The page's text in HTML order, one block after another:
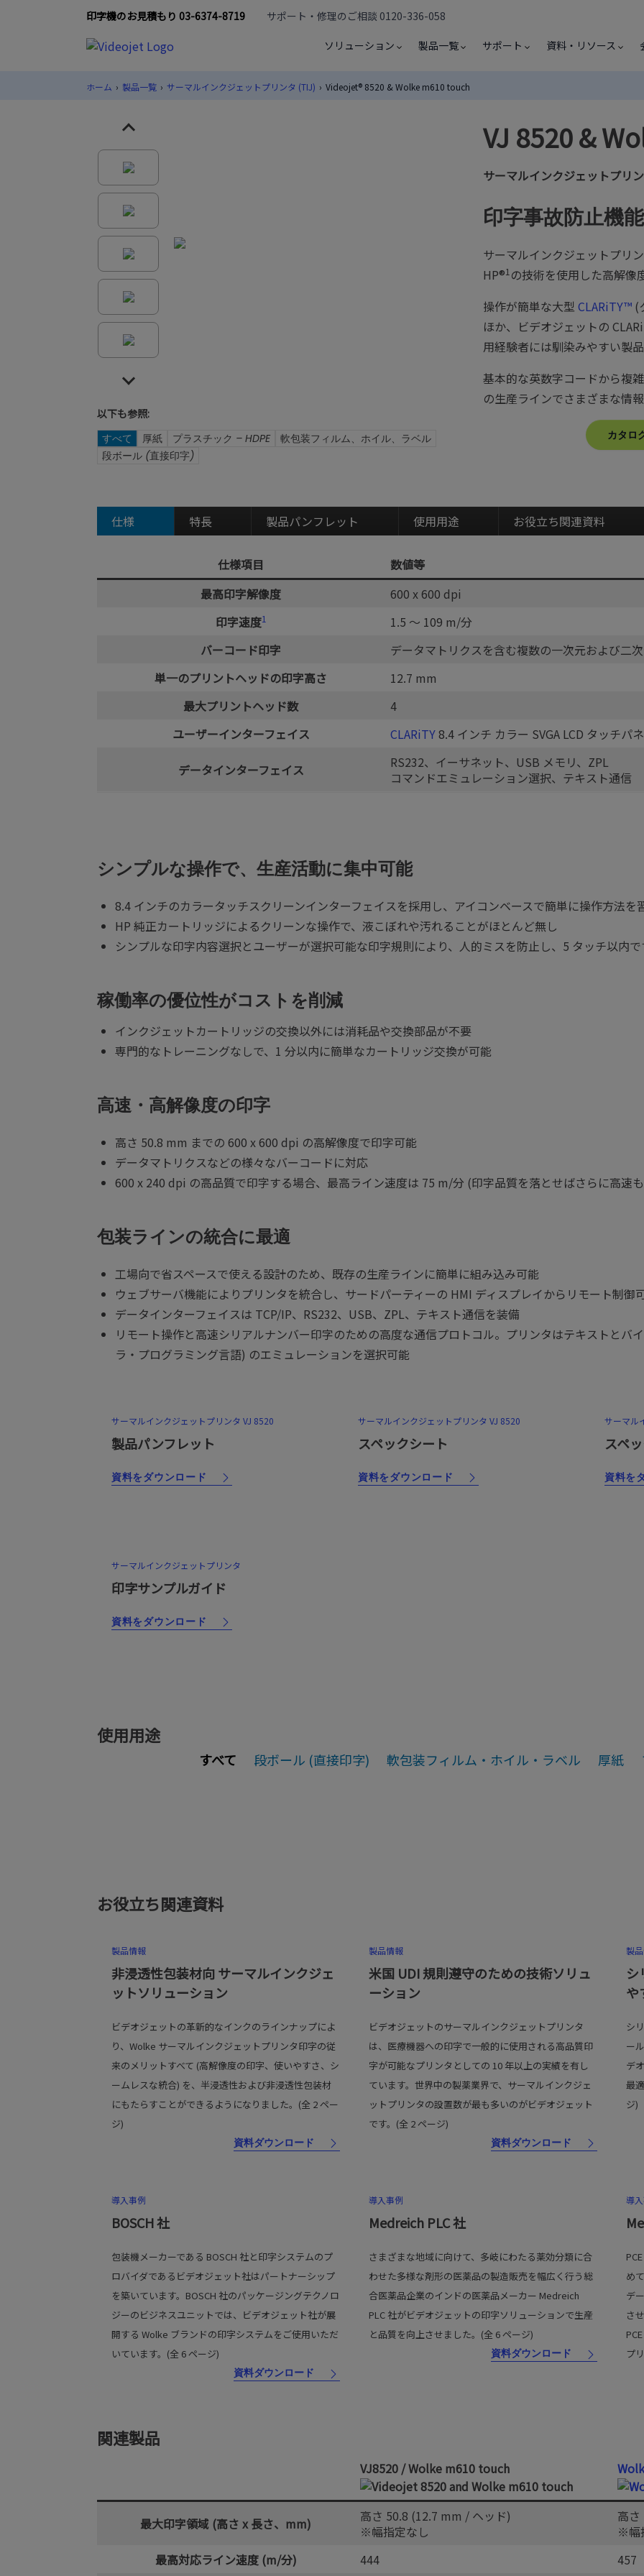
印字機のお見積もり 03-6374-8719 サポート・修理のご相談 0120-336-058
ソリューション 製品一覧 サポート 資料・リソース
ホーム › 製品一覧 › サーマルインクジェットプリンタ (TIJ) › Videojet® 8520 & Wolke m610 touch
以下も参照:
すべて
厚紙 プラスチック – HDPE
軟包装フィルム、ホイル、ラベル
段ボール (直接印字)
VJ 8520 &
サーマルインクジェットプリ
印字事故防止機
サーマルインクジェットプリ
HP®︎1 の技術を使用した高解像
操作が簡単な大型 CLARiTY™︎ (
ほか、ビデオジェットの
用経験者には馴染みやすい製
基本的な英数字コードから複
の生産ラインでさまざまな情
カタロ
仕様 特長 製品パンフレット 使用用途 お役立ち関連資料
仕様項目
数値等
最高印字解像度
600 x 600 dpi
印字速度1
1.5 ～ 109 m/分
バーコード印字
データマトリクスを含む複数の一次元および二
単一のプリントヘッドの印字高さ
12.7 mm
最大プリントヘッド数
4
ユーザーインターフェイス
CLARiTY8.4 インチ カラー SVGA LCD タッチパ
データインターフェイス
RS232、イーサネット、USB メモリ、ZPL
コマンドエミュレーション選択、テキスト通信
シンプルな操作で、生産活動に集中可能
8.4 インチのカラータッチスクリーンインターフェイスを採用し、アイコンベースで簡単に操作方法を
HP 純正カートリッジによるクリーンな操作で、液こぼれや汚れることがほとんど無し
シンプルな印字内容選択とユーザーが選択可能な印字規則により、人的ミスを防止し、5 タッチ以内
稼働率の優位性がコストを削減
インクジェットカートリッジの交換以外には消耗品や交換部品が不要
専門的なトレーニングなしで、1 分以内に簡単なカートリッジ交換が可能
高速・高解像度の印字
高さ 50.8 mm までの 600 x 600 dpi の高解像度で印字可能
データマトリクスなどの様々なバーコードに対応
600 x 240 dpi の高品質で印字する場合、最高ライン速度は 75 m/分 (印字品質を落とせばさらに高速
包装ラインの統合に最適
工場向で省スペースで使える設計のため、既存の生産ラインに簡単に組み込み可能
ウェブサーバ機能によりプリンタを統合し、サードパーティーの HMI ディスプレイからリモート制御
データインターフェイスは TCP/IP、RS232、USB、ZPL、テキスト通信を装備
リモート操作と高速シリアルナンバー印字のための高度な通信プロトコル。プリンタはテキストとバ
ラ・プログラミング言語) のエミュレーションを選択可能
サーマルインクジェットプリンタ VJ 8520
製品パンフレット
資料をダウンロード
サーマルインクジェットプリンタ VJ 8520
スペックシート
資料をダウンロード
サーマル
スペ
資料を
サーマルインクジェットプリンタ
印字サンプルガイド
資料をダウンロード
使用用途
すべて 段ボール (直接印字) 軟包装フィルム・ホイル・ラベル 厚紙
お役立ち関連資料
製品情報
非浸透性包装材向 サーマルインクジェ
ットソリューション
ビデオジェットの革新的なインクのラインナップによ
り、Wolke サーマルインクジェットプリンタ印字の従
来のメリットすべて (高解像度の印字、使いやすさ、シ
ームレスな統合) を、半浸透性および非浸透性包装材
にもたらすことができるようになりました。(全 2 ペー
ジ)
資料ダウンロード
製品情報
米国 UDI 規則遵守のための技術ソリュ
ーション
ビデオジェットのサーマルインクジェットプリンタ
は、医療機器への印字で一般的に使用される高品質印
字が可能なプリンタとしての 10 年以上の実績を有し
ています。世界中の製薬業界で、サーマルインクジェ
ットプリンタの設置数が最も多いのがビデオジェット
です。(全 2 ページ)
資料ダウンロード
製
シ
や
シ
ー
デ
最
ジ)
導入事例
BOSCH 社
包装機メーカーである BOSCH 社と印字システムのプ
ロバイダであるビデオジェット社はパートナーシップ
を築いています。BOSCH 社のパッケージングテクノロ
ジーのビジネスユニットでは、ビデオジェット社が展
開する Wolke ブランドの印字システムをご使用いただ
いています。(全 6 ページ)
資料ダウンロード
導入事例
Medreich PLC 社
さまざまな地域に向けて、多岐にわたる薬効分類に合
わせた多様な剤形の医薬品の製造販売を幅広く行う総
合医薬品企業のインドの医薬品メーカー Medreich
PLC 社がビデオジェットの印字ソリューションで生産
と品質を向上させました。(全 6 ページ)
資料ダウンロード
導
め
デ
さ
プ
関連製品
VJ8520 / Wolke m610 touch
最大印字領域 (高さ x 長さ、mm)
高さ 50.8 (12.7 mm / ヘッド)
※幅指定なし
高
※幅
最高対応ライン速度 (m/分)
444 457